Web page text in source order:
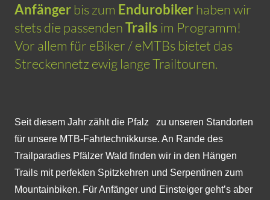
Anfänger bis zum Endurobikerhaben wir
stets die passendenTrails im Programm!
Vor allem für eBiker / eMTBs bietet das
Streckennetz ewig lange Trailtouren.
Seit diesem Jahr zählt die Pfalz zu unseren Standorten
für unsere MTB-Fahrtechnikkurse. An Rande des
Trailparadies Pfälzer Wald finden wir in den Hängen
Trails mit perfekten Spitzkehren und Serpentinen zum
Mountainbiken. Für Anfänger und Einsteiger geht’s aber